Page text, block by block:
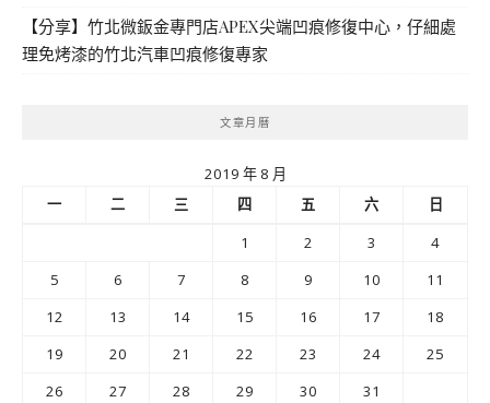
【分享】竹北微鈑金專門店APEX尖端凹痕修復中心，仔細處
理免烤漆的竹北汽車凹痕修復專家
文章月曆
2019 年 8 月
一
二 三 四 五 六
日
1
2 3
4
5
6 7 8 9 10
11
12
13 14 15 16 17
18
19
20 21 22 23 24
25
26
27 28 29 30 31